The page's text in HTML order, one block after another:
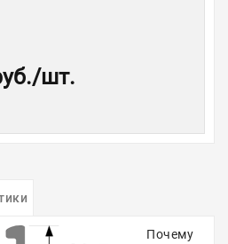
/шт.
Почему